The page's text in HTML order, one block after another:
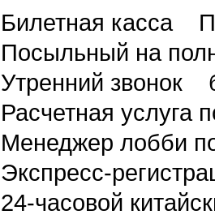
Билетная касса
Посыльный на
Утренний звонок
Расчетная услуга
Менеджер лобби
Экспресс-
24-часовой